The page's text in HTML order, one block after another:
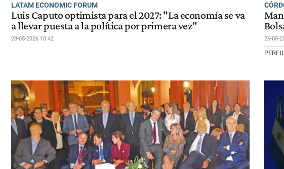
LATAM ECONOMIC FORUM
Luis Caputo optimista para el 2027: "La economía se va
a llevar puesta a la política por primera vez"
28-05-2026 10:42 26-05-